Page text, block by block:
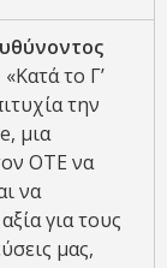
«Κατά το Γ’
την
μια
ΟΤΕ να
να
για τους
μας,